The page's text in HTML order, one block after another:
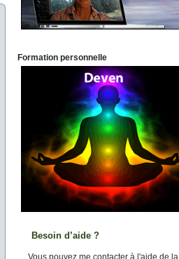
Formation personnelle
Besoin d’aide ?
Vous pouvez me contacter à l'aide de la